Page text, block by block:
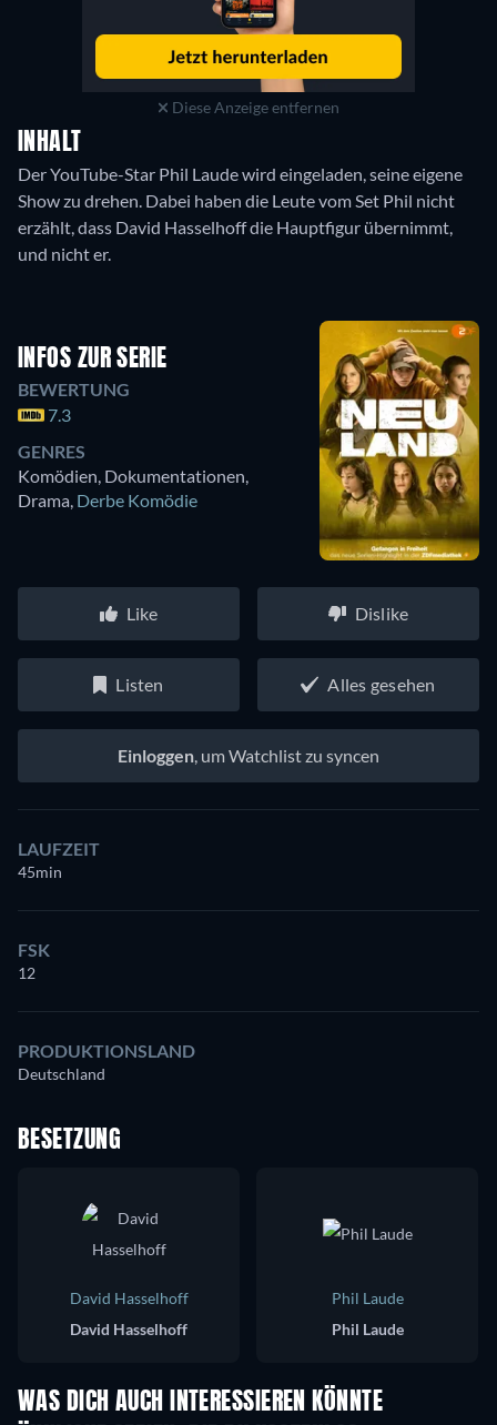
Diese Anzeige entfernen
INHALT
Der YouTube-Star Phil Laude wird eingeladen, seine eigene
Show zu drehen. Dabei haben die Leute vom Set Phil nicht
erzählt, dass David Hasselhoff die Hauptfigur übernimmt,
und nicht er.
INFOS ZUR SERIE
BEWERTUNG
7.3
GENRES
Komödien, Dokumentationen,
Drama, Derbe Komödie
Like Dislike
Listen Alles gesehen
Einloggen, um Watchlist zu syncen
LAUFZEIT
45min
FSK
12
PRODUKTIONSLAND
Deutschland
BESETZUNG
David Hasselhoff
David Hasselhoff
Phil Laude
Phil Laude
WAS DICH AUCH INTERESSIEREN KÖNNTE
Serie Serie